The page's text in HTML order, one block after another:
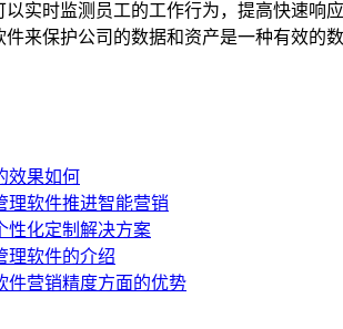
实时监测员工的工作行为，提高快速响
来保护公司的数据和资产是一种有效的
效果如何
理软件推进智能营销
性化定制解决方案
理软件的介绍
件营销精度方面的优势